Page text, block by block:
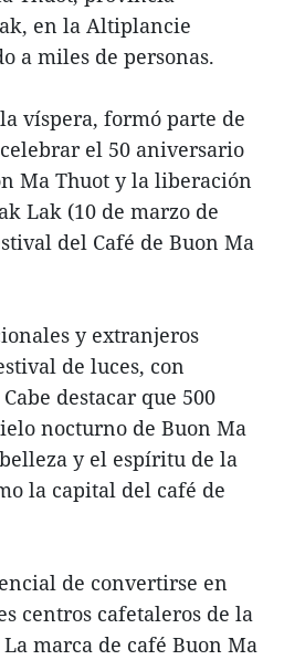
en la Altiplancie
a miles de personas.
víspera, formó parte de
el 50 aniversario
Ma Thuot y la liberación
Lak (10 de marzo de
del Café de Buon Ma
y extranjeros
de luces, con
destacar que 500
nocturno de Buon Ma
y el espíritu de la
la capital del café de
de convertirse en
centros cafetaleros de la
marca de café Buon Ma